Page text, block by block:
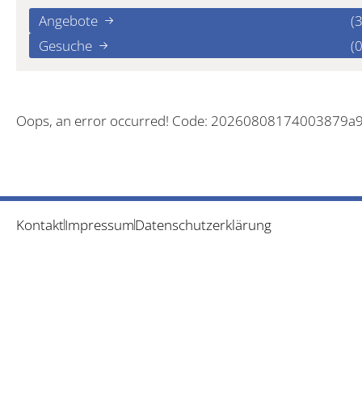
Angebote
Gesuche
Oops, an error occurred! Code:
KontaktImpressumDatenschutzerklärung